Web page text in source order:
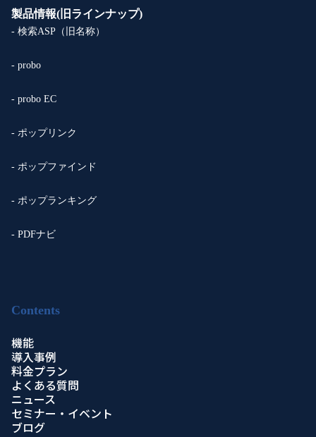
製品情報(旧ラインナップ)
- 検索ASP（旧名称）
- probo
- probo EC
- ポップリンク
- ポップファインド
- ポップランキング
- PDFナビ
Contents
機能
導入事例
料金プラン
よくある質問
ニュース
セミナー・イベント
ブログ